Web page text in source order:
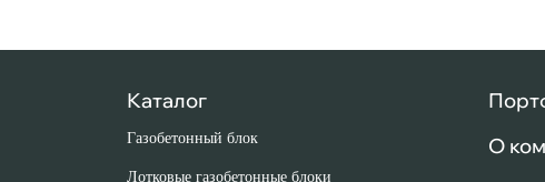
Каталог
Газобетонный блок
Лотковые газобетонные блоки
О